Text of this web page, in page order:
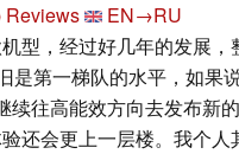
Reviews
EN→RU
型，经过好几年的发展，
是第一梯队的水平，如果
续往高能效方向去发布新
还会更上一层楼。我个人